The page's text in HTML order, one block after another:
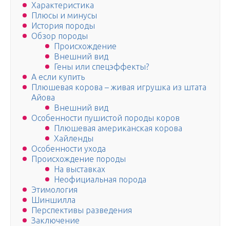
Характеристика
Плюсы и минусы
История породы
Обзор породы
Происхождение
Внешний вид
Гены или спецэффекты?
А если купить
Плюшевая корова – живая игрушка из штата
Айова
Внешний вид
Особенности пушистой породы коров
Плюшевая американская корова
Хайленды
Особенности ухода
Происхождение породы
На выставках
Неофициальная порода
Этимология
Шиншилла
Перспективы разведения
Заключение